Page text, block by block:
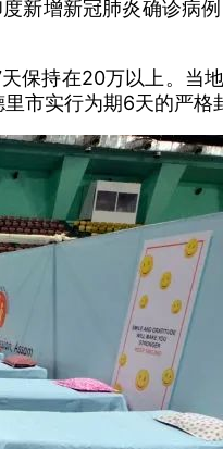
新增新冠肺炎确诊病
保持在20万以上。当
市实行为期6天的严格